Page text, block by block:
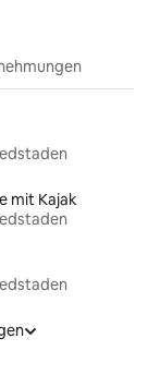
mit Kajak